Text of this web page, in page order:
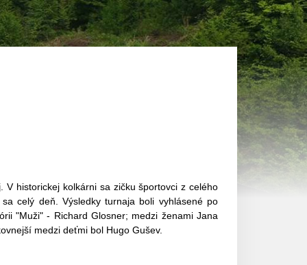
historickej kolkárni sa zičku športovci z celého
celý deň. Výsledky turnaja boli vyhlásené po
"Muži" - Richard Glosner; medzi ženami Jana
medzi deťmi bol Hugo Gušev.